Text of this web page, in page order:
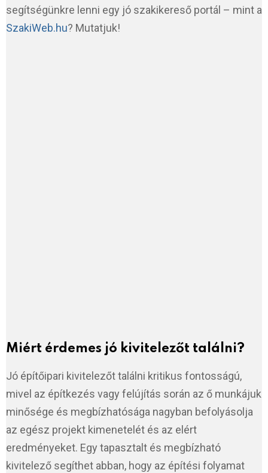
segítségünkre lenni egy jó szakikereső portál – mint a
SzakiWeb.hu? Mutatjuk!
Miért érdemes jó kivitelezőt találni?
Jó építőipari kivitelezőt találni kritikus fontosságú,
mivel az építkezés vagy felújítás során az ő munkájuk
minősége és megbízhatósága nagyban befolyásolja
az egész projekt kimenetelét és az elért
eredményeket. Egy tapasztalt és megbízható
kivitelező segíthet abban, hogy az építési folyamat